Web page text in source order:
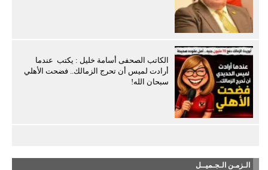
الكاتب الصحفى أسامة خليل : يكتب عندما
أرادت لميس أن تحرج الزمالك.. فضحت الأهلي
سبحان الله!
الـزمـن الـجـميــل